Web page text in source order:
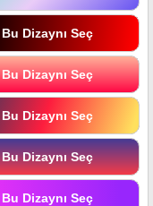
Bu Dizaynı Seç
Bu Dizaynı Seç
Bu Dizaynı Seç
Bu Dizaynı Seç
Bu Dizaynı Seç